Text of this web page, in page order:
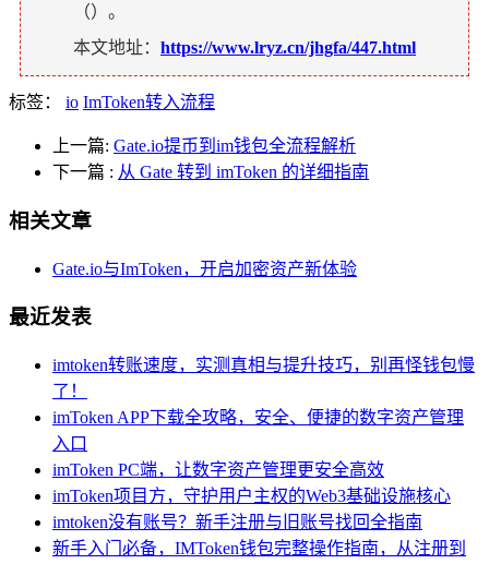
（）。
本文地址： https://www.lryz.cn/jhgfa/447.html
标签： io ImToken转入流程
上一篇: Gate.io提币到im钱包全流程解析
下一篇 : 从 Gate 转到 imToken 的详细指南
相关文章
Gate.io与ImToken，开启加密资产新体验
最近发表
imtoken转账速度，实测真相与提升技巧，别再怪钱包慢
了！
imToken APP下载全攻略，安全、便捷的数字资产管理
入口
imToken PC端，让数字资产管理更安全高效
imToken项目方，守护用户主权的Web3基础设施核心
imtoken没有账号？新手注册与旧账号找回全指南
新手入门必备，IMToken钱包完整操作指南，从注册到